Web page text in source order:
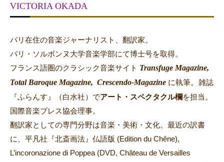
VICTORIA OKADA
パリ在住の音楽ジャーナリスト、翻訳家。
パリ・ソルボンヌ大学音楽学部にて博士号を取得。
フランス語圏のクラシック音楽サイト Transfuge Magazine,
Total Baroque Magazine, Crescendo-Magazine に執筆。 雑誌
『ふらんす』（白水社）でアート・スペクタクル欄を担当。
国際音楽プレス協会理事。
翻訳家としての専門分野は音楽・美術・文化。最近の訳書
に、平凡社『北斎画法』仏語版 (Edition du Chêne),
L’incoronazione di Poppea (DVD, Château de Versailles